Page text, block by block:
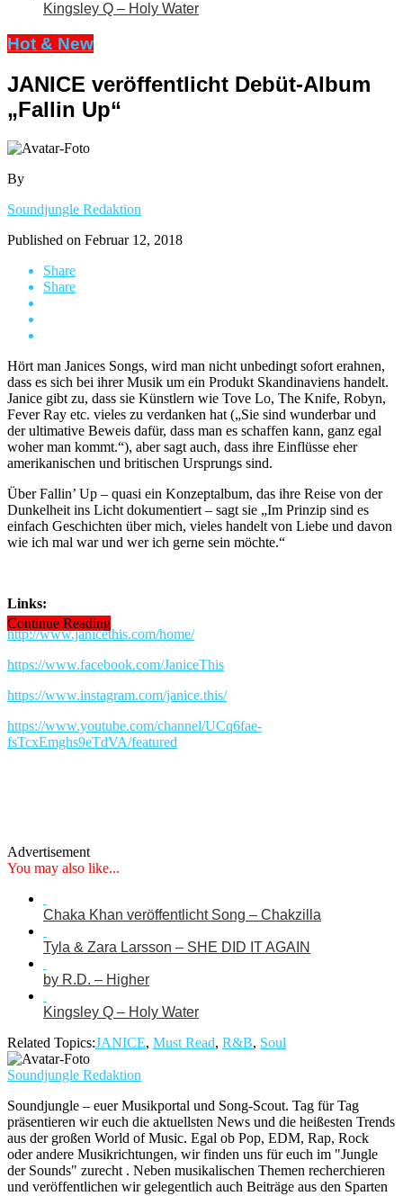
Kingsley Q – Holy Water
Hot & New
JANICE veröffentlicht Debüt-Album
„Fallin Up“
By
Soundjungle Redaktion
Published on Februar 12, 2018
Share
Share
Hört man Janices Songs, wird man nicht unbedingt sofort erahnen,
dass es sich bei ihrer Musik um ein Produkt Skandinaviens handelt.
Janice gibt zu, dass sie Künstlern wie Tove Lo, The Knife, Robyn,
Fever Ray etc. vieles zu verdanken hat („Sie sind wunderbar und
der ultimative Beweis dafür, dass man es schaffen kann, ganz egal
woher man kommt.“), aber sagt auch, dass ihre Einflüsse eher
amerikanischen und britischen Ursprungs sind.
Über Fallin’ Up – quasi ein Konzeptalbum, das ihre Reise von der
Dunkelheit ins Licht dokumentiert – sagt sie „Im Prinzip sind es
einfach Geschichten über mich, vieles handelt von Liebe und davon
wie ich mal war und wer ich gerne sein möchte.“
Links:
http://www.janicethis.com/home/
https://www.facebook.com/JaniceThis
https://www.instagram.com/janice.this/
https://www.youtube.com/channel/UCq6fae-
fsTcxEmghs9eTdVA/featured
Continue Reading
Advertisement
You may also like...
Chaka Khan veröffentlicht Song – Chakzilla
Tyla & Zara Larsson – SHE DID IT AGAIN
by R.D. – Higher
Kingsley Q – Holy Water
Related Topics:JANICE, Must Read, R&B, Soul
Soundjungle Redaktion
Soundjungle – euer Musikportal und Song-Scout. Tag für Tag
präsentieren wir euch die aktuellsten News und die heißesten Trends
aus der großen World of Music. Egal ob Pop, EDM, Rap, Rock
oder andere Musikrichtungen, wir finden uns für euch im "Jungle
der Sounds" zurecht . Neben musikalischen Themen recherchieren
und veröffentlichen wir gelegentlich auch Beiträge aus den Sparten